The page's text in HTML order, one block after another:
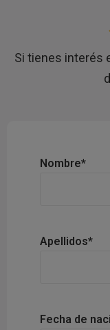
Si tienes interés
Nombre*
Apellidos*
Fecha de